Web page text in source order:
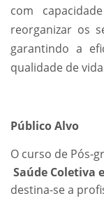
com
reorganizar os
garantindo a
qualidade de
Público Alvo
O curso de Pós-
Saúde Coletiva e
destina-se a